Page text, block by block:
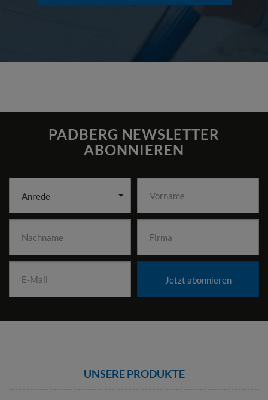
PADBERG NEWSLETTER
ABONNIEREN
Anrede
Jetzt abonnieren
UNSERE PRODUKTE